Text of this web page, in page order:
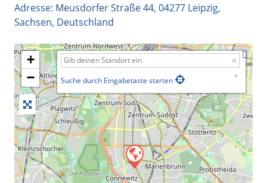
Adresse: Meusdorfer Straße 44, 04277 Leipzig,
Sachsen, Deutschland
+
−
Suche durch Eingabetaste starten